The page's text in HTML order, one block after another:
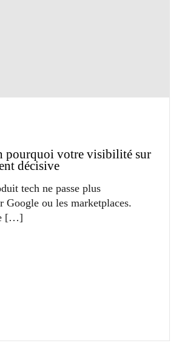
pourquoi votre visibilité sur
décisive
tech ne passe plus
Google ou les marketplaces.